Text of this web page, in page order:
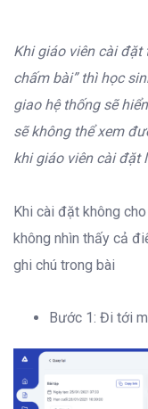
Khi giáo viên cài đặt
chấm bài” thì học
giao hệ thống sẽ
sẽ không thể xem
khi giáo viên cài đặt
Khi cài đặt không
không nhìn thấy cả
ghi chú trong bài
Bước 1: Đi tới